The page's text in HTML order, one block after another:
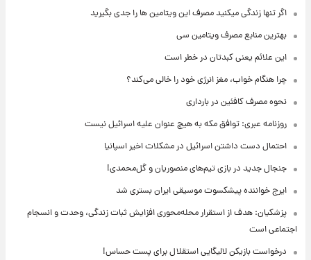
اگر تنها زندگی میکنید مصرف این ویتامین ها را جدی بگیرید
بهترین منابع مصرف ویتامین سی
این علائم یعنی کبدتان در خطر است
چرا هنگام خواب، مغز انرژی خود را خالی می‌کند؟
نحوه مصرف کافئین در بارداری
روزنامه عبری: توافق مکه به هیچ عنوان علیه اسرائیل نیست
احتمال دست داشتن اسرائیل در مشکلات اخیر اسپانیا
جنجال جدید در بازی تیم‌های منصوریان و گل‌محمدی!
ایرج خواننده پیشکسوت موسیقی ایران بستری شد
پزشکیان: هدف از استقرار محله‌محوری افزایش ثبات زندگی، وحدت و انسجام
اجتماعی است
درخواست بازیکن لالیگایی استقلال برای پست حساس!